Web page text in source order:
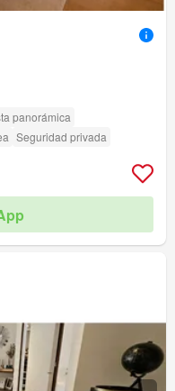
panorámica
Seguridad privada